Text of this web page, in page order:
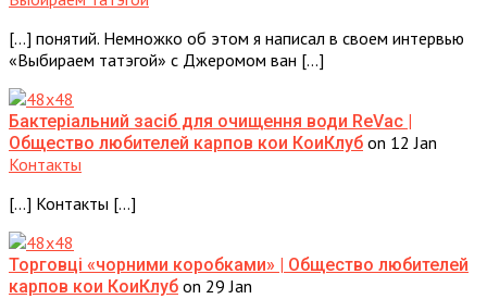
[…] понятий. Немножко об этом я написал в своем интервью
«Выбираем татэгой» с Джеромом ван […]
Бактеріальний засіб для очищення води ReVac |
Общество любителей карпов кои КоиКлуб on 12 Jan
Контакты
[…] Контакты […]
Торговці «чорними коробками» | Общество любителей
карпов кои КоиКлуб on 29 Jan